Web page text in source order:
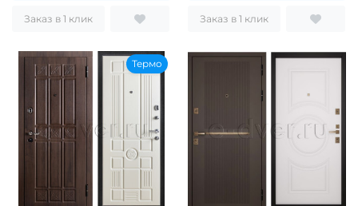
Заказ в 1 клик Заказ в 1 клик
Термо